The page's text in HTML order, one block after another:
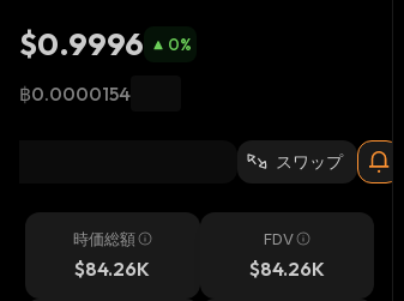
$0.9996 0%
฿0.0000154
スワップ
時価総額
$84.26K
FDV
$84.26K